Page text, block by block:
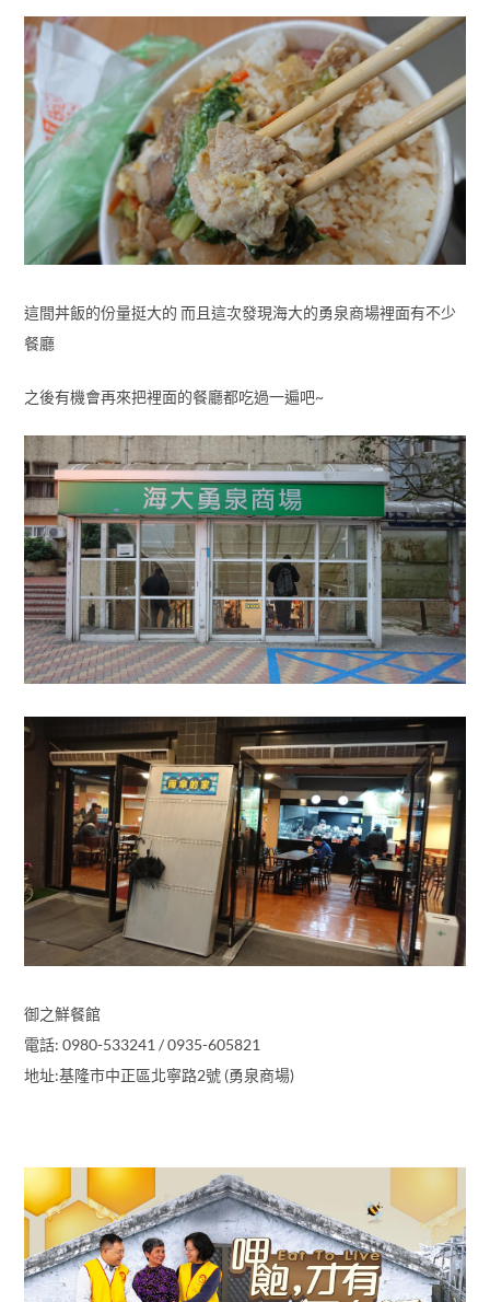
這間丼飯的份量挺大的 而且這次發現海大的勇泉商場裡面有不少
餐廳
之後有機會再來把裡面的餐廳都吃過一遍吧~
御之鮮餐館
電話: 0980-533241 / 0935-605821
地址:基隆市中正區北寧路2號 (勇泉商場)